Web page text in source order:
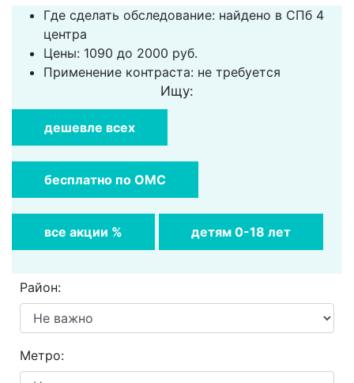
Где сделать обследование: найдено в СПб 4
центра
Цены: 1090 до 2000 руб.
Применение контраста: не требуется
Ищу:
дешевле всех
бесплатно по ОМС
все акции % детям 0-18 лет
Район:
Метро: